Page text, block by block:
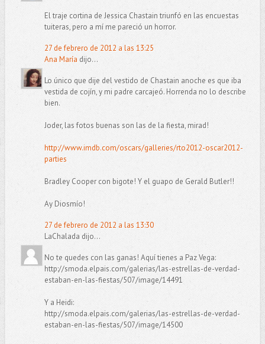
El traje cortina de Jessica Chastain triunfó en las encuestas
tuiteras, pero a mí me pareció un horror.
27 de febrero de 2012 a las 13:25
Ana María dijo...
Lo único que dije del vestido de Chastain anoche es que iba
vestida de cojín, y mi padre carcajeó. Horrenda no lo describe
bien.
Joder, las fotos buenas son las de la fiesta, mirad!
http://www.imdb.com/oscars/galleries/rto2012-oscar2012-
parties
Bradley Cooper con bigote! Y el guapo de Gerald Butler!!
Ay Diosmío!
27 de febrero de 2012 a las 13:30
LaChalada dijo...
No te quedes con las ganas! Aquí tienes a Paz Vega:
http://smoda.elpais.com/galerias/las-estrellas-de-verdad-
estaban-en-las-fiestas/507/image/14491
Y a Heidi:
http://smoda.elpais.com/galerias/las-estrellas-de-verdad-
estaban-en-las-fiestas/507/image/14500